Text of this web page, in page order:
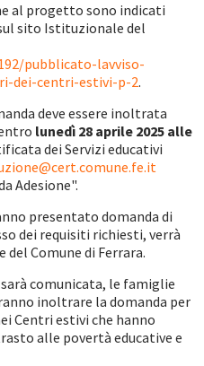
al progetto sono indicati
sito Istituzionale del
pubblicato-lavviso-
dei-centri-estivi-p-2.
deve essere inoltrata
lunedì 28 aprile 2025 alle
dei Servizi educativi
Adesione".
presentato domanda di
dei requisiti richiesti, verrà
Comune di Ferrara.
comunicata, le famiglie
inoltrare la domanda per
Centri estivi che hanno
alle povertà educative e